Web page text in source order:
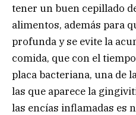
tener un buen cepillado
alimentos, además para
profunda y se evite la
comida, que con el
placa bacteriana, una de
las que aparece la
las encías inflamadas es